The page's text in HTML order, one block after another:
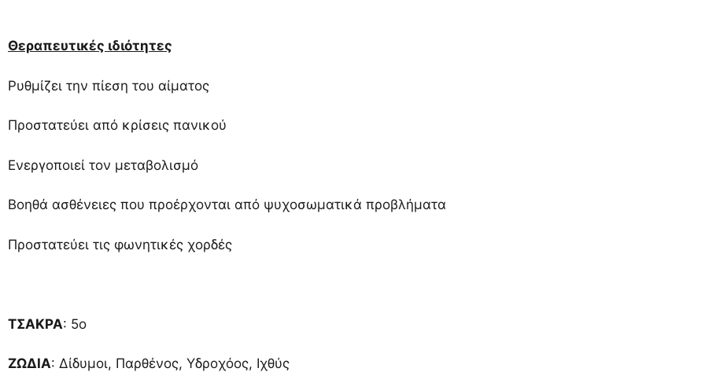
Θεραπευτικές ιδιότητες
Ρυθμίζει την πίεση του αίματος
Προστατεύει από κρίσεις πανικού
Ενεργοποιεί τον μεταβολισμό
Βοηθά ασθένειες που προέρχονται από ψυχοσωματικά προβλήματα
Προστατεύει τις φωνητικές χορδές
ΤΣΑΚΡΑ: 5ο
ΖΩΔΙΑ: Δίδυμοι, Παρθένος, Υδροχόος, Ιχθύς